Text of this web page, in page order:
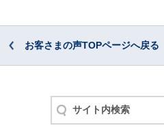
お客さまの声TOPページへ戻る